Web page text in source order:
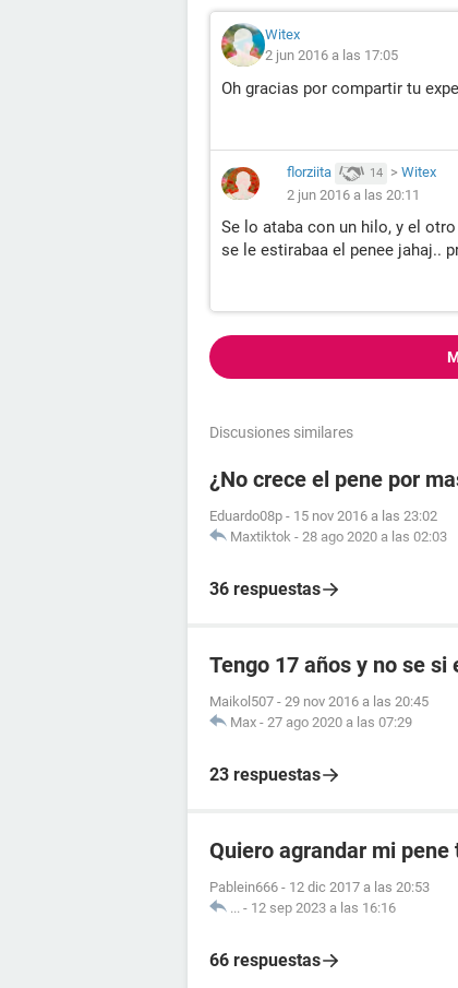
Witex
2 jun 2016 a las 17:05
Oh gracias por compartir tu
florziita 14 > Witex
2 jun 2016 a las 20:11
Se lo ataba con un hilo, y el
se le estirabaa el penee jahaj..
Discusiones similares
¿No crece el pene por
Eduardo08p - 15 nov 2016 a las 23:02
Maxtiktok - 28 ago 2020 a las 02:03
36 respuestas
Tengo 17 años y no se
Maikol507 - 29 nov 2016 a las 20:45
Max - 27 ago 2020 a las 07:29
23 respuestas
Quiero agrandar mi pene
Pablein666 - 12 dic 2017 a las 20:53
... - 12 sep 2023 a las 16:16
66 respuestas